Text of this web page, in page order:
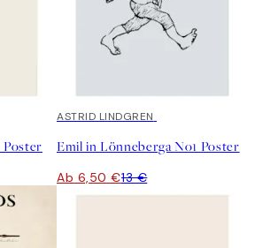
50%*
ASTRID LINDGREN
Emil in Lönneberga No1 Poster
Ab 6,50 €13 €